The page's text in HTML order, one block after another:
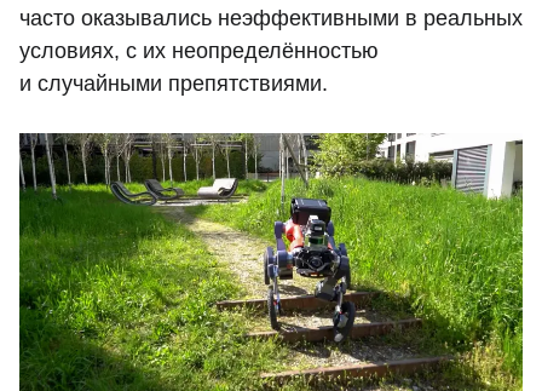
часто оказывались неэффективными в реальных
условиях, с их неопределённостью
и случайными препятствиями.